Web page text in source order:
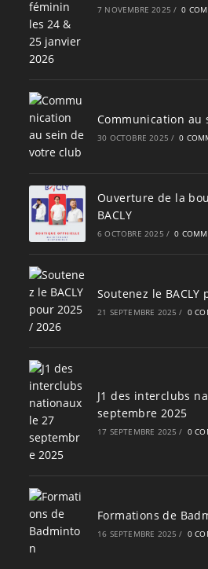
7 NOVEMBRE 2025 / 0
Communication au
30 OCTOBRE 2025 / 0
Ouverture de la
BACLY
6 OCTOBRE 2025 / 0
Soutenez le BACLY
21 SEPTEMBRE 2025 / 0
J1 des interclubs
septembre 2025
17 SEPTEMBRE 2025 / 0
Formations de
16 SEPTEMBRE 2025 / 0